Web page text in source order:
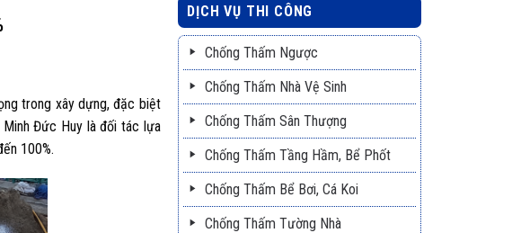
trong xây dựng, đặc biệt
Đức Huy là đối tác lựa
100%.
DỊCH VỤ THI CÔNG
Chống Thấm Ngược
Chống Thấm Nhà Vệ Sinh
Chống Thấm Sân Thượng
Chống Thấm Tầng Hầm, Bể Phốt
Chống Thấm Bể Bơi, Cá Koi
Chống Thấm Tường Nhà